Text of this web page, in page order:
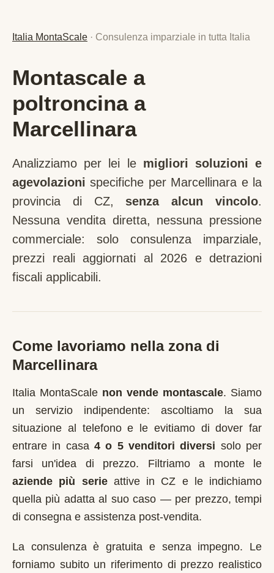
Italia MontaScale · Consulenza imparziale in tutta Italia
Montascale a
poltroncina a
Marcellinara
Analizziamo per lei le migliori soluzioni e
agevolazioni specifiche per Marcellinara e la
provincia di CZ, senza alcun vincolo.
Nessuna vendita diretta, nessuna pressione
commerciale: solo consulenza imparziale,
prezzi reali aggiornati al 2026 e detrazioni
fiscali applicabili.
Come lavoriamo nella zona di
Marcellinara
Italia MontaScale non vende montascale. Siamo
un servizio indipendente: ascoltiamo la sua
situazione al telefono e le evitiamo di dover far
entrare in casa 4 o 5 venditori diversi solo per
farsi un'idea di prezzo. Filtriamo a monte le
aziende più serieattive in CZ e le indichiamo
quella più adatta al suo caso — per prezzo, tempi
di consegna e assistenza post-vendita.
La consulenza è gratuita e senza impegno. Le
forniamo subito un riferimento di prezzo realistico